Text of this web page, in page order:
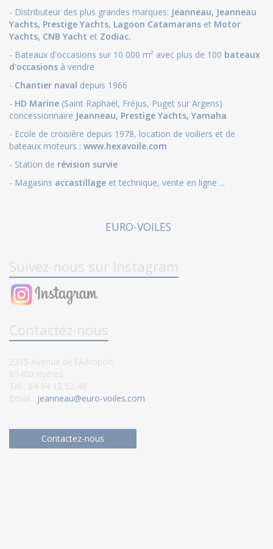
- Distributeur des plus grandes marques: Jeanneau, Jeanneau
Yachts, Prestige Yachts, Lagoon Catamarans et Motor
Yachts, CNB Yacht et Zodiac.
- Bateaux d'occasions sur 10 000 m² avec plus de 100 bateaux
d'occasions à vendre
- Chantier naval depuis 1966
- HD Marine (Saint Raphaël, Fréjus, Puget sur Argens)
concessionnaire Jeanneau, Prestige Yachts, Yamaha
- Ecole de croisière depuis 1978, location de voiliers et de
bateaux moteurs : www.hexavoile.com
- Station de révision survie
- Magasins accastillage et technique, vente en ligne ...
EURO-VOILES
Suivez-nous sur Instagram
Contactez-nous
2315 Avenue de l'Aéroport
83400 Hyères
Tel : 04 94 12 52 48
Email :
jeanneau@euro-voiles.com
Contactez-nous